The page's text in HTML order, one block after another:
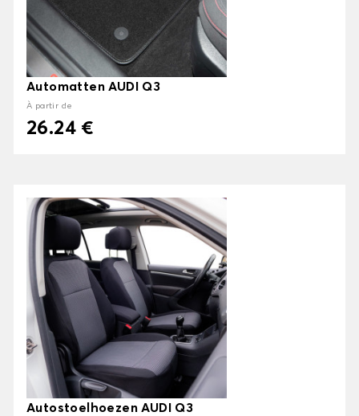
Automatten AUDI Q3
À partir de
26.24 €
Autostoelhoezen AUDI Q3